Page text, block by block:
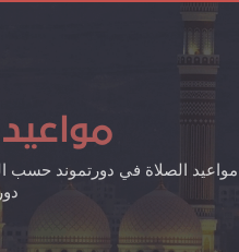
الصلاة في دورتموند حسب